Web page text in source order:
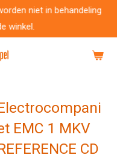
niet in behandeling
winkel.
EMC 1 MKV
CD